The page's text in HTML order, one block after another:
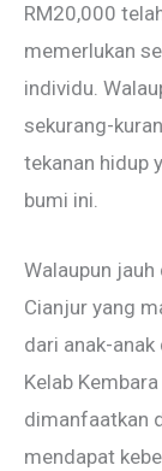
RM20,000
memerlukan
individu.
sekurang-
tekanan hidup
bumi ini.
Walaupun
Cianjur yang
dari anak-
Kelab
dimanfaatkan
mendapat